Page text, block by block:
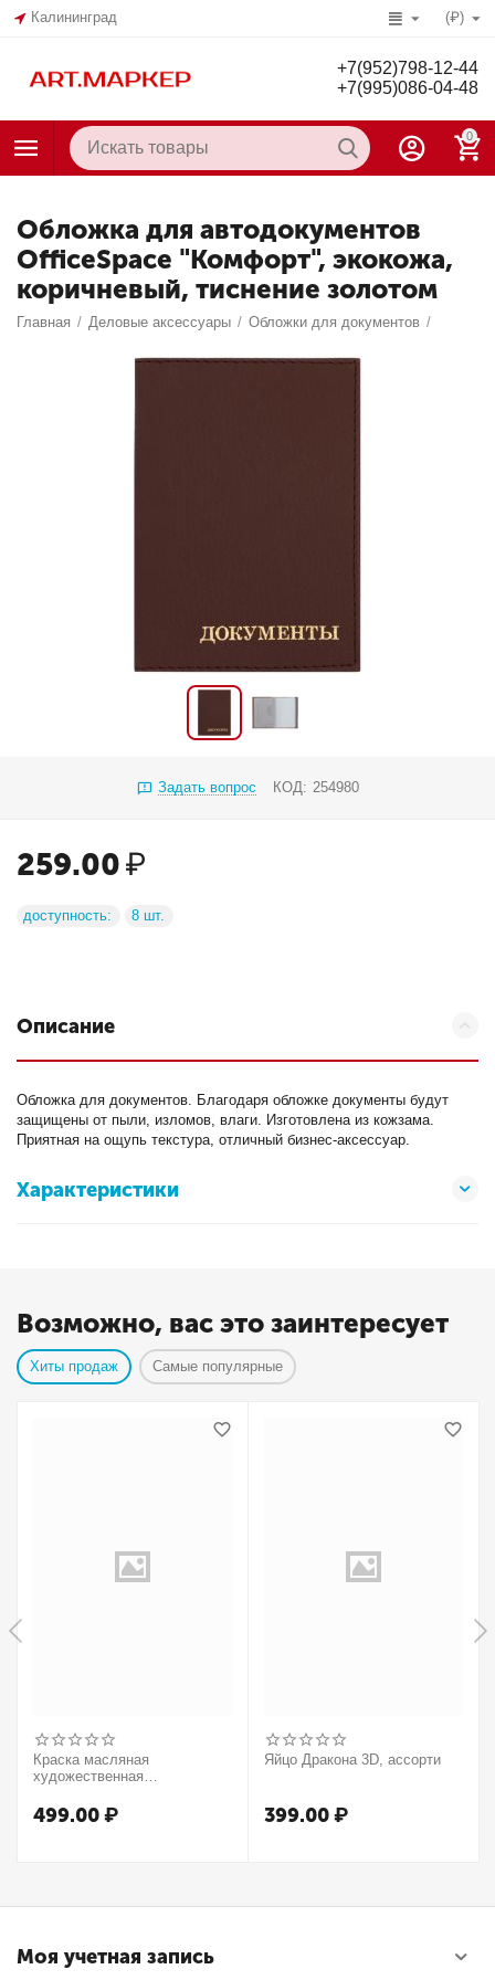
Калининград (₽)
+7(952)798-12-44
+7(995)086-04-48
0
Обложка для автодокументов
OfficeSpace "Комфорт", экокожа,
коричневый, тиснение золотом
Главная / Деловые аксессуары / Обложки для документов /
Задать вопрос КОД: 254980
259.00₽
доступность: 8 шт.
Описание
Обложка для документов. Благодаря обложке документы будут
защищены от пыли, изломов, влаги. Изготовлена из кожзама.
Приятная на ощупь текстура, отличный бизнес-аксессуар.
Характеристики
Возможно, вас это заинтересует
Хиты продаж Самые популярные
Краска масляная
художественная
37мл, туба, оранжевый
499.00₽
Яйцо Дракона 3D, ассорти
399.00₽
Моя учетная запись